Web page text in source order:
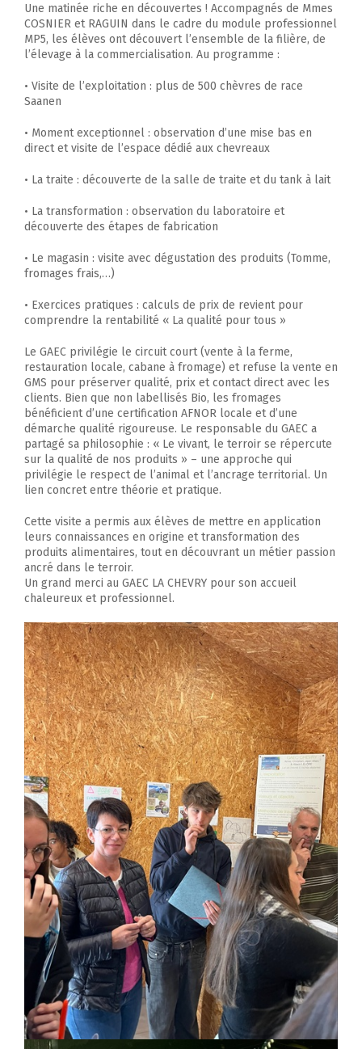
Une matinée riche en découvertes ! Accompagnés de Mmes
COSNIER et RAGUIN dans le cadre du module professionnel
MP5, les élèves ont découvert l’ensemble de la filière, de
l’élevage à la commercialisation. Au programme :
• Visite de l’exploitation : plus de 500 chèvres de race
Saanen
• Moment exceptionnel : observation d’une mise bas en
direct et visite de l’espace dédié aux chevreaux
• La traite : découverte de la salle de traite et du tank à lait
• La transformation : observation du laboratoire et
découverte des étapes de fabrication
• Le magasin : visite avec dégustation des produits (Tomme,
fromages frais,…)
• Exercices pratiques : calculs de prix de revient pour
comprendre la rentabilité « La qualité pour tous »
Le GAEC privilégie le circuit court (vente à la ferme,
restauration locale, cabane à fromage) et refuse la vente en
GMS pour préserver qualité, prix et contact direct avec les
clients. Bien que non labellisés Bio, les fromages
bénéficient d’une certification AFNOR locale et d’une
démarche qualité rigoureuse. Le responsable du GAEC a
partagé sa philosophie : « Le vivant, le terroir se répercute
sur la qualité de nos produits » – une approche qui
privilégie le respect de l’animal et l’ancrage territorial. Un
lien concret entre théorie et pratique.
Cette visite a permis aux élèves de mettre en application
leurs connaissances en origine et transformation des
produits alimentaires, tout en découvrant un métier passion
ancré dans le terroir.
Un grand merci au GAEC LA CHEVRY pour son accueil
chaleureux et professionnel.